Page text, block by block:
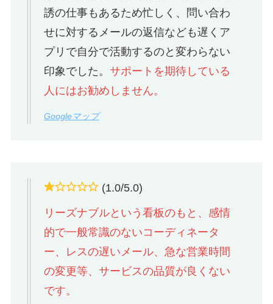
誘の仕事もあるため忙しく、問い合わ
せに対するメールの返信なども遅くア
プリで自分で活動するのと変わらない
印象でした。 サポートを期待している
人にはお勧めしません。
Googleマップ
(1.0/5.0)
リーズナブルという看板のもと、感情
的で一般常識のないコーディネータ
ー、レスの遅いメール、急な営業時間
の変更等、サービスの品質が良くない
です。